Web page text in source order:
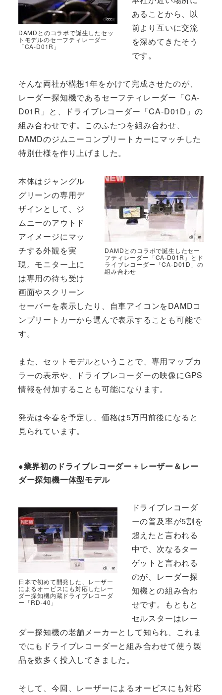
DAMDとのコラボで誕生したセッ
トモデルのセーフティレーダー
「CA-D01R」
あることから、以
前より互いに交流
を深めてきたそう
です。
そんな両社が構想1年をかけて完成させたのが、
レーダー探知機であるセーフティレーダー「CA-
D01R」と、ドライブレコーダー「CA-D01D」の
組み合わせです。このふたつを組み合わせ、
DAMDのジムニーコンプリートカーにマッチした
特別仕様を作り上げました。
DAMDとのコラボで誕生したセー
フティレーダー「CA-D01R」とド
ライブレコーダー「CA-D01D」の
組み合わせ
本体はジャングル
グリーンの専用デ
ザインとして、ジ
ムニーのアウトド
アイメージにマッ
チする外観を実
現。モニター上に
は専用の待ち受け
画面やスクリーン
セーバーを表示したり、自車アイコンをDAMDコ
ンプリートカーから選んで表示することも可能で
す。
また、セットモデルということで、専用マップカ
ラーの表示や、ドライブレコーダーの映像にGPS
情報を付加することも可能になります。
発売は今春を予定し、価格は5万円前後になると
見られています。
●業界初のドライブレコーダー＋レーザー＆レー
ダー探知機一体型モデル
日本で初めて開発した、レーザー
によるオービスにも対応したレー
ダー探知機内蔵ドライブレコーダ
ー「RD-40」
ドライブレコーダ
ーの普及率が5割を
超えたと言われる
中で、次なるター
ゲットと言われる
のが、レーダー探
知機との組み合わ
せです。もともと
セルスターはレー
ダー探知機の老舗メーカーとして知られ、これま
でにもドライブレコーダーと組み合わせて使う製
品を数多く投入してきました。
そして、今回、レーザーによるオービスにも対応